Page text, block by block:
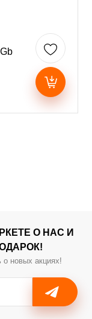
О НАС И
о новых акциях!